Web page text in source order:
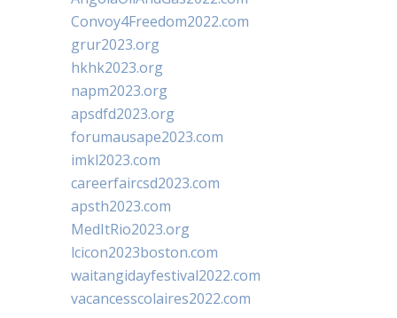
Convoy4Freedom2022.com
grur2023.org
hkhk2023.org
napm2023.org
apsdfd2023.org
forumausape2023.com
imkl2023.com
careerfaircsd2023.com
apsth2023.com
MedItRio2023.org
lcicon2023boston.com
waitangidayfestival2022.com
vacancesscolaires2022.com